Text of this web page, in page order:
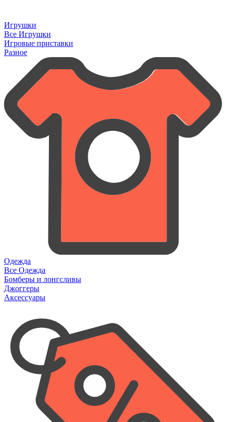
Игрушки
Все Игрушки
Игровые приставки
Разное
Одежда
Все Одежда
Бомберы и лонгсливы
Джоггеры
Аксессуары